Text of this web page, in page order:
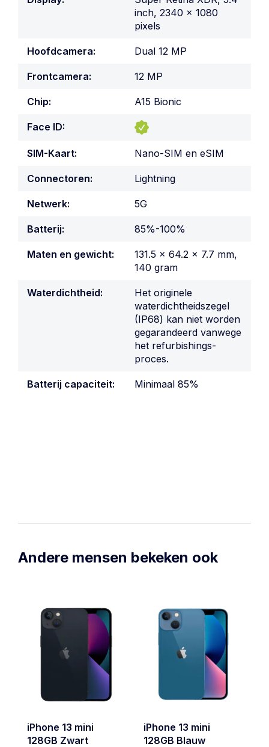
inch, 2340 x 1080
pixels
Hoofdcamera: Dual 12 MP
Frontcamera: 12 MP
Chip: A15 Bionic
Face ID:
SIM-Kaart: Nano-SIM en eSIM
Connectoren: Lightning
Netwerk: 5G
Batterij: 85%-100%
Maten en gewicht:
131.5 x 64.2 x 7.7 mm,
140 gram
Waterdichtheid:
Het originele
waterdichtheidszegel
(IP68) kan niet worden
gegarandeerd vanwege
het refurbishings-
proces.
Batterij capaciteit: Minimaal 85%
Andere mensen bekeken ook
iPhone 13 mini
128GB Zwart
iPhone 13 mini
128GB Blauw